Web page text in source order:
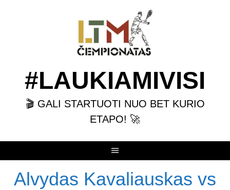
#LAUKIAMIVISI
🎬 GALI STARTUOTI NUO BET KURIO
ETAPO! 🚀
Alvydas Kavaliauskas vs